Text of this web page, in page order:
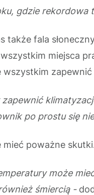
gdzie
także fala
miejsca
po prostu się
poważne
może
śmiercią -